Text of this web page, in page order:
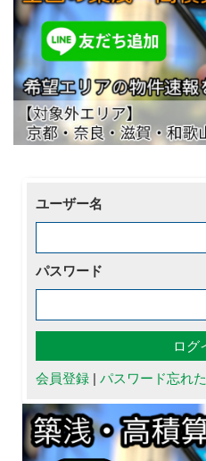
ユーザー名
パスワード
会員登録 | パスワード忘れた